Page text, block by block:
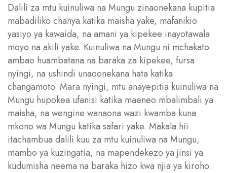
Dalili za mtu kuinuliwa na Mungu zinaonekana kupitia
mabadiliko chanya katika maisha yake, mafanikio
yasiyo ya kawaida, na amani ya kipekee inayotawala
moyo na akili yake. Kuinuliwa na Mungu ni mchakato
ambao huambatana na baraka za kipekee, fursa
nyingi, na ushindi unaoonekana hata katika
changamoto. Mara nyingi, mtu anayepitia kuinuliwa na
Mungu hupokea ufanisi katika maeneo mbalimbali ya
maisha, na wengine wanaona wazi kwamba kuna
mkono wa Mungu katika safari yake. Makala hii
itachambua dalili kuu za mtu kuinuliwa na Mungu,
mambo ya kuzingatia, na mapendekezo ya jinsi ya
kudumisha neema na baraka hizo kwa njia ya kiroho.